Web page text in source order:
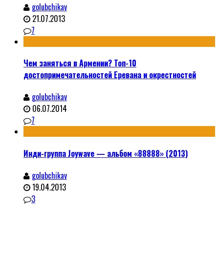
golubchikav
21.07.2013
7
Чем заняться в Армении? Топ-10
достопримечательностей Еревана и окрестностей
golubchikav
06.07.2014
7
Инди-группа Joywave — альбом «88888» (2013)
golubchikav
19.04.2013
3